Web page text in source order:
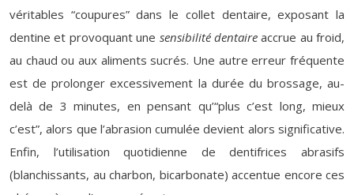
véritables “coupures” dans le collet dentaire, exposant la
dentine et provoquant une sensibilité dentaireaccrue au froid,
au chaud ou aux aliments sucrés. Une autre erreur fréquente
est de prolonger excessivement la durée du brossage, au-
delà de 3 minutes, en pensant qu’“plus c’est long, mieux
c’est”, alors que l’abrasion cumulée devient alors significative.
Enfin, l’utilisation quotidienne de dentifrices abrasifs
(blanchissants, au charbon, bicarbonate) accentue encore ces